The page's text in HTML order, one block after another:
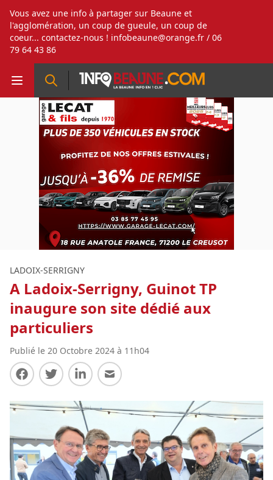
Vous avez une info à partager sur Beaune et
l'agglomération, un coup de gueule, un coup de
coeur... contactez-nous ! infobeaune@orange.fr / 06
79 64 43 86
LADOIX-SERRIGNY
A Ladoix-Serrigny, Guinot TP
inaugure son site dédié aux
particuliers
Publié le 20 Octobre 2024 à 11h04
Partager sur Facebook
Partager sur Twitter
Partager sur LinkedIn
Partager par E-mail